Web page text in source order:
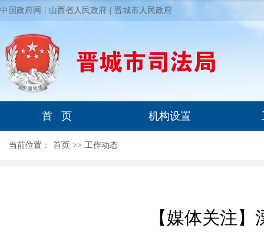
中国政府网 山西省人民政府 晋城市人民政府
首 页 机构设置
当前位置： 首页 >> 工作动态
【媒体关注